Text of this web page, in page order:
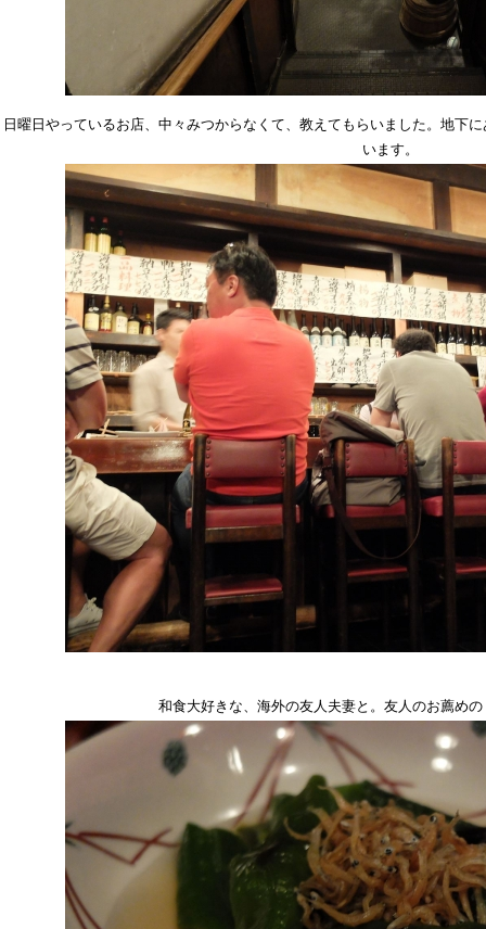
日曜日やっているお店、中々みつからなくて、教えてもらいました。地下
います。
和食大好きな、海外の友人夫妻と。友人のお薦め